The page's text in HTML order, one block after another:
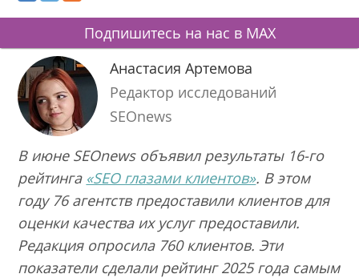
Подпишитесь на нас в MAX
Анастасия Артемова
Редактор исследований
SEOnews
В июне SEOnews объявил результаты 16-го
рейтинга «SEO глазами клиентов». В этом
году 76 агентств предоставили клиентов для
оценки качества их услуг предоставили.
Редакция опросила 760 клиентов. Эти
показатели сделали рейтинг 2025 года самым